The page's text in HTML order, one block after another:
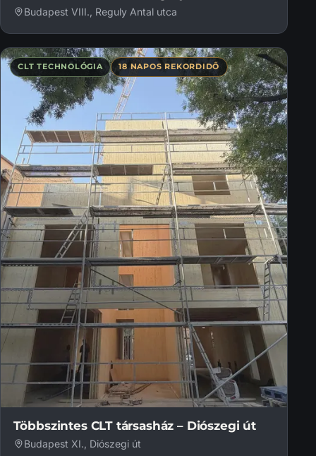
Budapest VIII., Reguly Antal utca
CLT TECHNOLÓGIA 18 NAPOS REKORDIDŐ
Többszintes CLT társasház – Diószegi út
Budapest XI., Diószegi út